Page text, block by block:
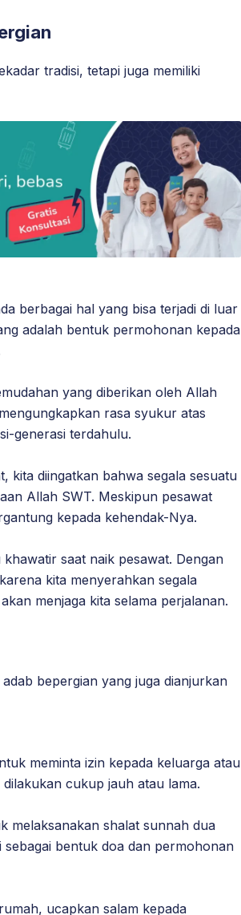
tradisi, tetapi juga memiliki
berbagai hal yang bisa terjadi di luar
adalah bentuk permohonan kepada
yang diberikan oleh Allah
rasa syukur atas
generasi terdahulu.
kita diingatkan bahwa segala sesuatu
Allah SWT. Meskipun pesawat
kepada kehendak-Nya.
saat naik pesawat. Dengan
kita menyerahkan segala
menjaga kita selama perjalanan.
bepergian yang juga dianjurkan
meminta izin kepada keluarga atau
cukup jauh atau lama.
melaksanakan shalat sunnah dua
bentuk doa dan permohonan
ucapkan salam kepada